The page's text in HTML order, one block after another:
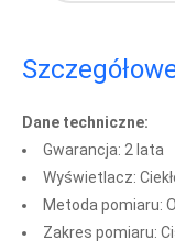
Dane techniczne:
Gwarancja: 2 lata
Wyświetlacz:
Metoda pomiaru:
Zakres pomiaru: